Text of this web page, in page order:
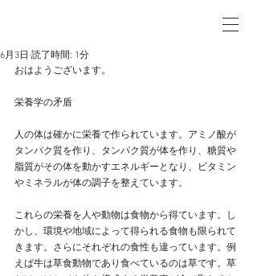
6月3日 読了時間: 1分
おはようございます。
栄養学の矛盾
人の体は確かに栄養で作られています。アミノ酸が
タンパク質を作り、タンパク質が体を作り、糖質や
脂質がその体を動かすエネルギーとなり、ビタミン
やミネラルが体の調子を整えています。
これらの栄養を人や動物は食物から得ています。し
かし、環境や地域によって得られる食物も限られて
きます。さらにそれぞれの食性も違っています。例
えば牛は草食動物であり食べているのは草です。草